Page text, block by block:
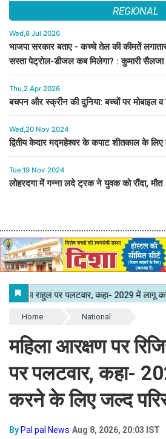
REGIONAL
Wed,8 Jul 2026
भाजपा सरकार बताए - कच्चे तेल की कीमतें
सस्ता पेट्रोल-डीजल कब मिलेगा? : कुमारी सैलजा
Thu,2 Apr 2026
बचपन और स्क्रीन की दुनिया: बच्चों पर मोबाइल व
Wed,20 Nov 2024
द्वितीय केदार मद्महेश्वर के कपाट शीतकाल के लिए
Tue,19 Nov 2024
लोहरदगा में गन्ना लदे ट्रक ने युवक को रौंदा, मौत
Home National
महिला आरक्षण पर
पर पलटवार, कहा-
करने के लिए जल्द
ByPal pal News Aug 8, 2026, 20:03 IST